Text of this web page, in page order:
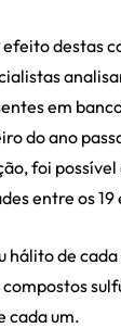
destas
em
do ano
foi
entre os 19
hálito de
cada um.